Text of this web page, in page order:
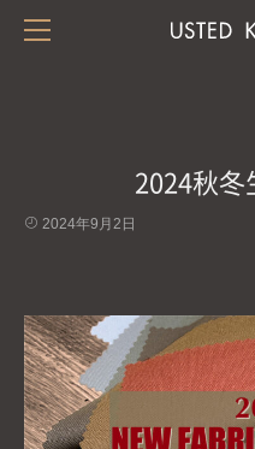
2024秋冬
2024年9月2日